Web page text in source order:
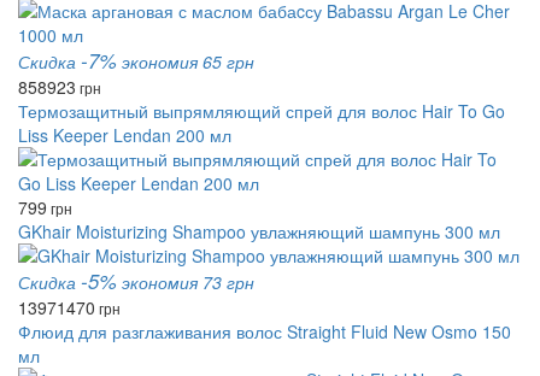
Скидка -7% экономия 65 грн
858923 грн
Термозащитный выпрямляющий спрей для волос Hair To Go
Liss Keeper Lendan 200 мл
799 грн
GKhair Moisturizing Shampoo увлажняющий шампунь 300 мл
Скидка -5% экономия 73 грн
13971470 грн
Флюид для разглаживания волос Straight Fluid New Osmo 150
мл